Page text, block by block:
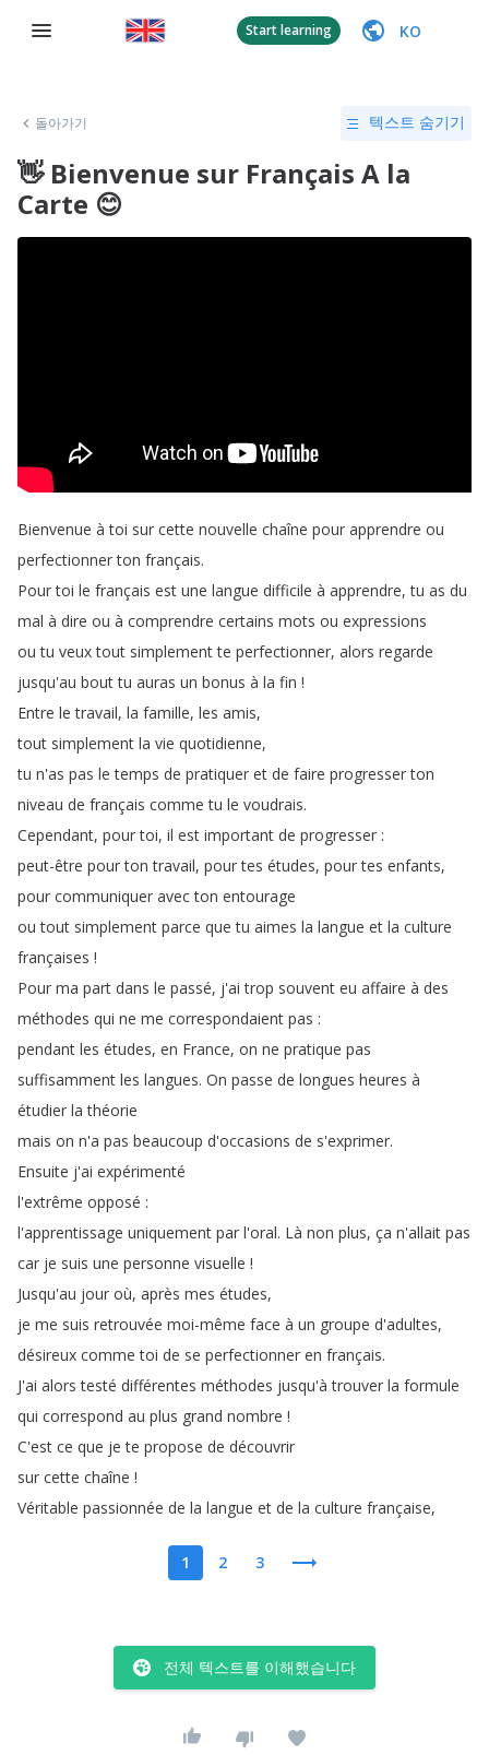
Start learning KO
돌아가기 텍스트 숨기기
👋 Bienvenue sur Français A la
Carte 😊
Bienvenue à toi sur cette nouvelle chaîne pour apprendre ou
perfectionner ton français.
Pour toi le français est une langue difficile à apprendre,tu as du
mal à dire ou à comprendre certains mots ou expressions
ou tu veux tout simplement te perfectionner, alors regarde
jusqu'au bout tu auras un bonus à la fin !
Entre le travail, la famille, les amis,
tout simplement la vie quotidienne,
tu n'as pas le temps de pratiquer et de faire progresser ton
niveau de français comme tu le voudrais.
Cependant, pour toi, il est important de progresser :
peut-être pour ton travail, pour tes études, pour tes enfants,
pour communiquer avec ton entourage
ou tout simplement parce que tu aimes la langue et la culture
françaises !
Pour ma part dans le passé, j'ai trop souvent eu affaire à des
méthodes qui ne me correspondaient pas :
pendant les études, en France, on ne pratique pas
suffisamment les langues. On passe de longues heures à
étudier la théorie
mais on n'a pas beaucoup d'occasions de s'exprimer.
Ensuite j'ai expérimenté
l'extrême opposé :
l'apprentissage uniquement par l'oral. Là non plus, ça n'allait pas
car je suis une personne visuelle !
Jusqu'au jour où, après mes études,
je me suis retrouvée moi-même face à un groupe d'adultes,
désireux comme toi de se perfectionner en français.
J'ai alors testé différentes méthodes jusqu'à trouver la formule
qui correspond au plus grand nombre !
C'est ce que je te propose de découvrir
sur cette chaîne !
Véritable passionnée de la langue et de la culture française,
1 2 3
전체 텍스트를 이해했습니다